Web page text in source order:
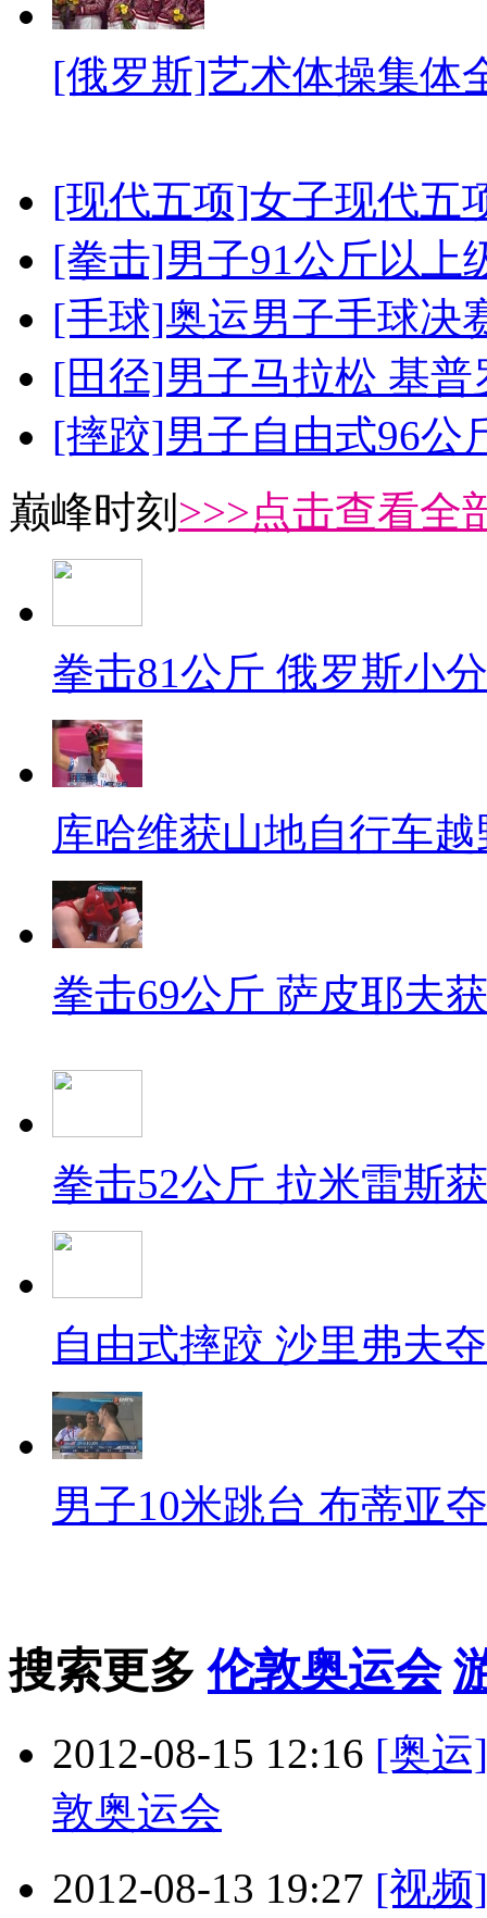
[俄罗斯]艺术体操集体
[现代五项]女子现代五
[拳击]男子91公斤以上
[手球]奥运男子手球决
[田径]男子马拉松 基
[摔跤]男子自由式96公
巅峰时刻 >>>点击查看全
拳击81公斤 俄罗斯小
库哈维获山地自行车
拳击69公斤 萨皮耶夫
拳击52公斤 拉米雷斯
自由式摔跤 沙里弗夫
男子10米跳台 布蒂亚
搜索更多伦敦奥运会
2012-08-15 12:16 [奥运
敦奥运会
2012-08-13 19:27 [视频